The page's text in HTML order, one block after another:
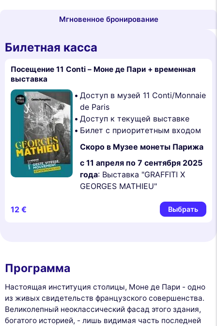
Мгновенное бронирование
Билетная касса
Посещение 11 Conti – Моне де Пари + временная
выставка
Доступ в музей 11 Conti/Monnaie
de Paris
Доступ к текущей выставке
Билет с приоритетным входом
Скоро в Музее монеты Парижа
с 11 апреля по 7 сентября 2025
года: Выставка "GRAFFITI X
GEORGES MATHIEU"
12 € Выбрать
Программа
Настоящая институция столицы, Моне де Пари - одно
из живых свидетельств французского совершенства.
Великолепный неоклассический фасад этого здания,
богатого историей, - лишь видимая часть последней